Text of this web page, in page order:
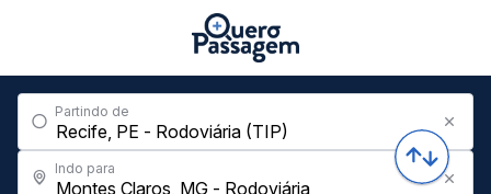
Partindo de
Indo para